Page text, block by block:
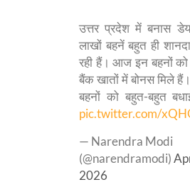
उत्तर प्रदेश में बनास
लाखों बहनें बहुत ही
रही हैं। आज इन बहनों
बैंक खातों में बोनस मिले
बहनों को बहुत-बहुत
pic.twitter.com/
— Narendra Modi
(@narendramodi)
2026